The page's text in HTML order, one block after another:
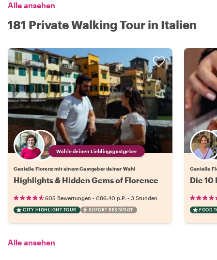
Alle ansehen
181 Private Walking Tour in Italien
Wähle deinen Lieblingsgastgeber
Genieße Florenz mit einem Gastgeber deiner Wahl
Highlights & Hidden Gems of Florence
605 Bewertungen • €86.40 p.P. • 3 Stunden
CITY HIGHLIGHT TOUR SOFORT BESTÄTIGT
Genieße
Die
FOOD
Alle ansehen